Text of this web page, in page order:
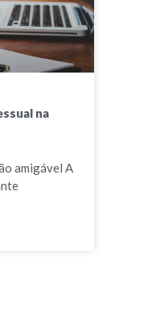
na
amigável A